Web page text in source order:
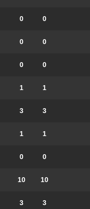
0
0
0
0
0
0
1
1
3
3
1
1
0
0
10
10
3
3